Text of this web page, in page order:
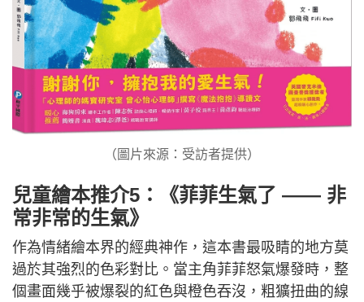
（圖片來源：受訪者提供）
兒童繪本推介5：《菲菲生氣了 —— 非
常非常的生氣》
作為情緒繪本界的經典神作，這本書最吸睛的地方莫
過於其強烈的色彩對比。當主角菲菲怒氣爆發時，整
個畫面幾乎被爆裂的紅色與橙色吞沒，粗獷扭曲的線